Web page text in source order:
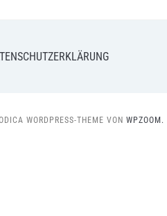
WORDPRESS-THEME VON WPZOOM.